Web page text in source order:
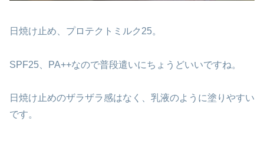
日焼け止め、プロテクトミルク25。
SPF25、PA++なので普段遣いにちょうどいいですね。
日焼け止めのザラザラ感はなく、乳液のように塗りやすい
です。